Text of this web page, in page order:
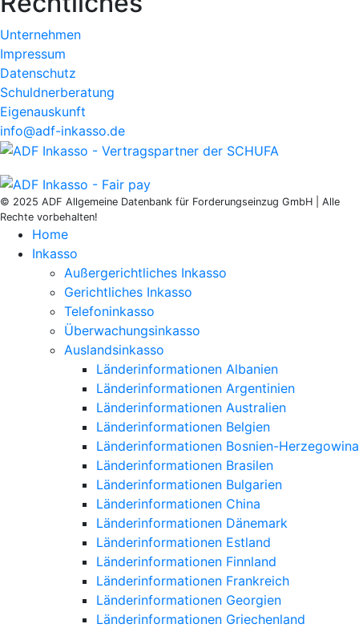
Unternehmen
Impressum
Datenschutz
Schuldnerberatung
Eigenauskunft
info@adf-inkasso.de
© 2025 ADF Allgemeine Datenbank für Forderungseinzug GmbH | Alle
Rechte vorbehalten!
Home
Inkasso
Außergerichtliches Inkasso
Gerichtliches Inkasso
Telefoninkasso
Überwachungsinkasso
Auslandsinkasso
Länderinformationen Albanien
Länderinformationen Argentinien
Länderinformationen Australien
Länderinformationen Belgien
Länderinformationen Bosnien-Herzegowina
Länderinformationen Brasilen
Länderinformationen Bulgarien
Länderinformationen China
Länderinformationen Dänemark
Länderinformationen Estland
Länderinformationen Finnland
Länderinformationen Frankreich
Länderinformationen Georgien
Länderinformationen Griechenland